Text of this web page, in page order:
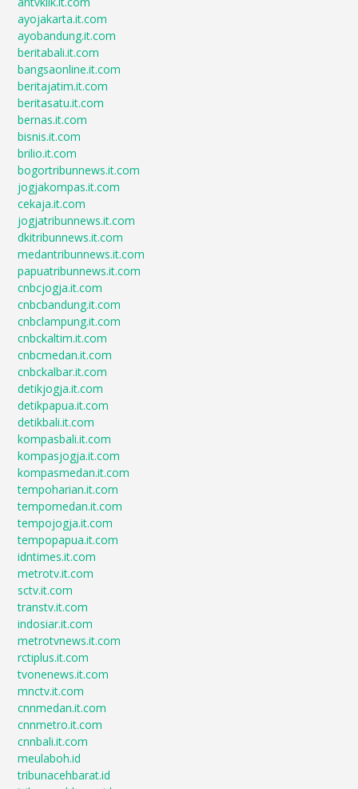
ayojakarta.it.com
ayobandung.it.com
beritabali.it.com
bangsaonline.it.com
beritajatim.it.com
beritasatu.it.com
bernas.it.com
bisnis.it.com
brilio.it.com
bogortribunnews.it.com
jogjakompas.it.com
cekaja.it.com
jogjatribunnews.it.com
dkitribunnews.it.com
medantribunnews.it.com
papuatribunnews.it.com
cnbcjogja.it.com
cnbcbandung.it.com
cnbclampung.it.com
cnbckaltim.it.com
cnbcmedan.it.com
cnbckalbar.it.com
detikjogja.it.com
detikpapua.it.com
detikbali.it.com
kompasbali.it.com
kompasjogja.it.com
kompasmedan.it.com
tempoharian.it.com
tempomedan.it.com
tempojogja.it.com
tempopapua.it.com
idntimes.it.com
metrotv.it.com
sctv.it.com
transtv.it.com
indosiar.it.com
metrotvnews.it.com
rctiplus.it.com
tvonenews.it.com
mnctv.it.com
cnnmedan.it.com
cnnmetro.it.com
cnnbali.it.com
meulaboh.id
tribunacehbarat.id